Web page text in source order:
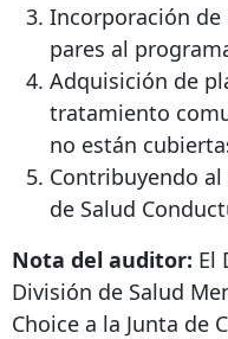
Incorporación de
pares al
Adquisición de
tratamiento
no están
Contribuyendo al
de Salud
Nota del auditor: El
División de Salud
Choice a la Junta de